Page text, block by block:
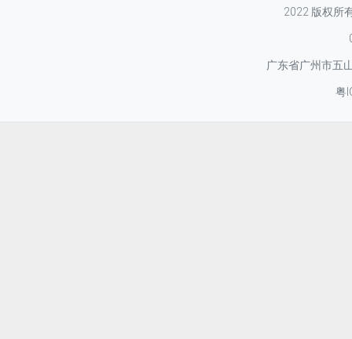
2022 版权所
广东省广州市五
粤